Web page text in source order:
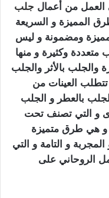
العمل من أعمال جلب
المميزة و السريعة
مميزة ومضمونة و ليس
متعددة وكثيرة و منها
والجلب بالأثر والجلب
تتطلب العينات من
بالعطر و الجلب
و التي تصنف تحت
و هي طرق متميزة
و التامة و التي
الروحاني على